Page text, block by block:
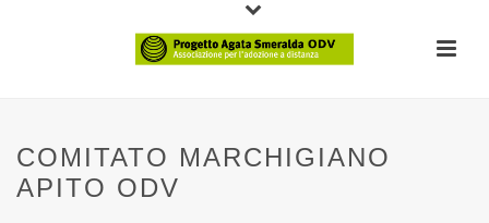
COMITATO MARCHIGIANO
APITO ODV